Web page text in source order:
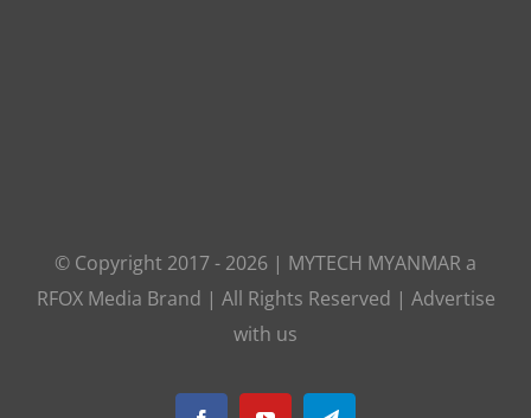
© Copyright 2017 - 2026 | MYTECH MYANMAR a
RFOX Media Brand | All Rights Reserved | Advertise
with us